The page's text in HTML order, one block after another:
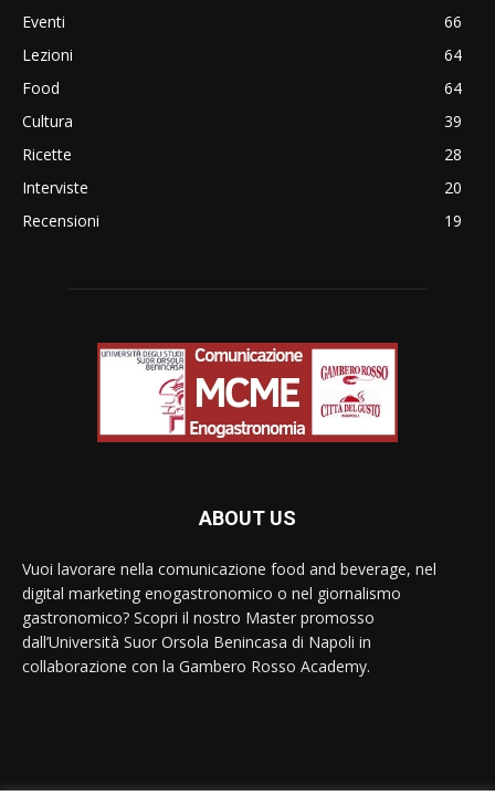
Eventi
66
Lezioni
64
Food
64
Cultura
39
Ricette
28
Interviste
20
Recensioni
19
ABOUT US
Vuoi lavorare nella comunicazione food and beverage, nel
digital marketing enogastronomico o nel giornalismo
gastronomico? Scopri il nostro Master promosso
dall’Università Suor Orsola Benincasa di Napoli in
collaborazione con la Gambero Rosso Academy.